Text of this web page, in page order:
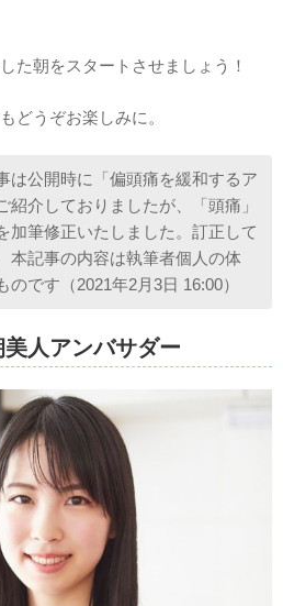
た朝をスタートさせましょう！
どうぞお楽しみに。
は公開時に「偏頭痛を緩和するア
紹介しておりましたが、「頭痛」
加筆修正いたしました。訂正して
本記事の内容は執筆者個人の体
です（2021年2月3日 16:00）
人アンバサダー